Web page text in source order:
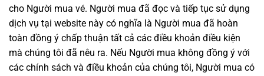
cho Người mua vé. Người mua đã đọc và tiếp tục sử dụng
dịch vụ tại website này có nghĩa là Người mua đã hoàn
toàn đồng ý chấp thuận tất cả các điều khoản điều kiện
mà chúng tôi đã nêu ra. Nếu Người mua không đồng ý với
các chính sách và điều khoản của chúng tôi, Người mua có